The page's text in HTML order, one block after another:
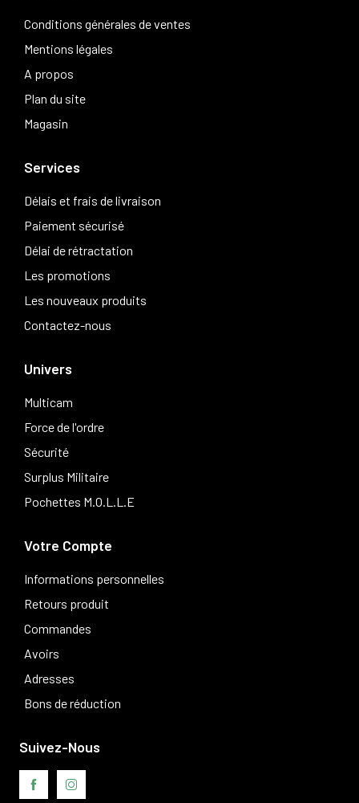
Conditions générales de ventes
Mentions légales
A propos
Plan du site
Magasin
Services
Délais et frais de livraison
Paiement sécurisé
Délai de rétractation
Les promotions
Les nouveaux produits
Contactez-nous
Univers
Multicam
Force de l'ordre
Sécurité
Surplus Militaire
Pochettes M.O.L.L.E
Votre Compte
Informations personnelles
Retours produit
Commandes
Avoirs
Adresses
Bons de réduction
Suivez-Nous